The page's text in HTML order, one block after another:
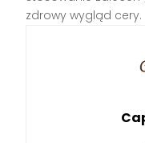
zdrowy wygląd cery.